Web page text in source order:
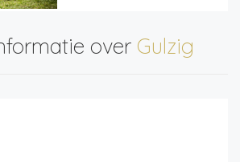
over Gulzig